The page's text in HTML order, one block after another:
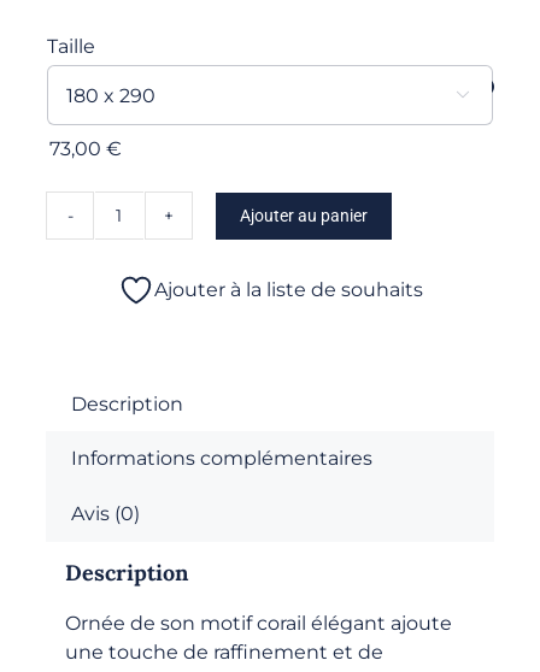
Taille

73,00 €
quantité
Corail
Ajouter au panier
Ajouter à la liste de souhaits
Description
Informations complémentaires
Avis (0)
Description
Ornée de son motif corail élégant ajoute
une touche de raffinement et de